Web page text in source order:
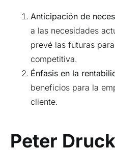
Anticipación de
a las necesidades
prevé las futuras
competitiva.
Énfasis en la
beneficios para la
cliente.
Peter